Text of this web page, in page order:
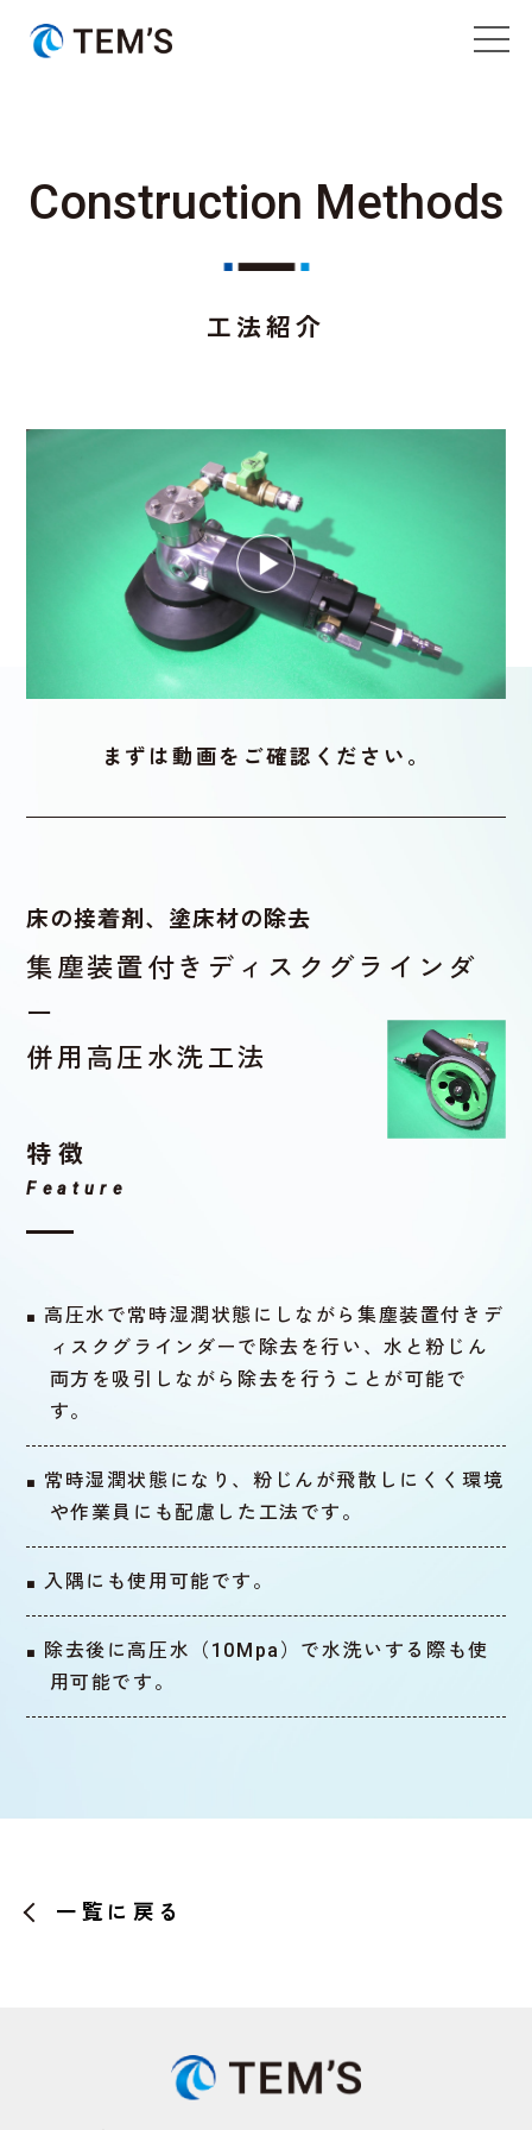
会社概要
事業紹介
工法紹介
設備紹介
新着情報
YouTube
ENTRY
CONTACT
Construction Methods
工法紹介
まずは動画をご確認ください。
床の接着剤、塗床材の除去
集塵装置付きディスクグラインダ
ー
併用高圧水洗工法
特徴
Feature
高圧水で常時湿潤状態にしながら集塵装置付きデ
ィスクグラインダーで除去を行い、水と粉じん
両方を吸引しながら除去を行うことが可能で
す。
常時湿潤状態になり、粉じんが飛散しにくく環境
や作業員にも配慮した工法です。
入隅にも使用可能です。
除去後に高圧水（10Mpa）で水洗いする際も使
用可能です。
一覧に戻る